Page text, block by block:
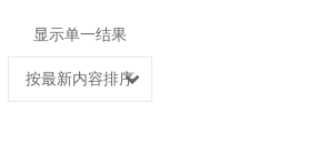
显示单一结果
按最新内容排序